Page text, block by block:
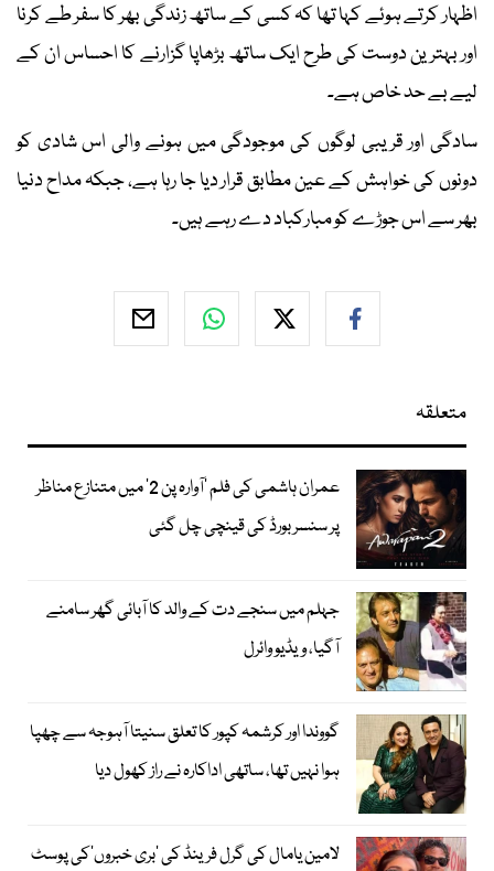
اظہار کرتے ہوئے کہا تھا کہ کسی کے ساتھ زندگی بھر کا سفر طے کرنا
اور بہترین دوست کی طرح ایک ساتھ بڑھاپا گزارنے کا احساس ان کے
لیے بے حد خاص ہے۔
سادگی اور قریبی لوگوں کی موجودگی میں ہونے والی اس شادی کو
دونوں کی خواہش کے عین مطابق قرار دیا جا رہا ہے، جبکہ مداح دنیا
بھر سے اس جوڑے کو مبارکباد دے رہے ہیں۔
متعلقہ
عمران ہاشمی کی فلم ’آوارہ پن 2‘ میں متنازع مناظر
پر سنسر بورڈ کی قینچی چل گئی
جہلم میں سنجے دت کے والد کا آبائی گھر سامنے
آگیا، ویڈیو وائرل
گووندا اور کرشمہ کپور کا تعلق سنیتا آہوجہ سے چھپا
ہوا نہیں تھا، ساتھی اداکارہ نے راز کھول دیا
لامین یامال کی گرل فرینڈ کی ’بری خبروں‘کی پوسٹ